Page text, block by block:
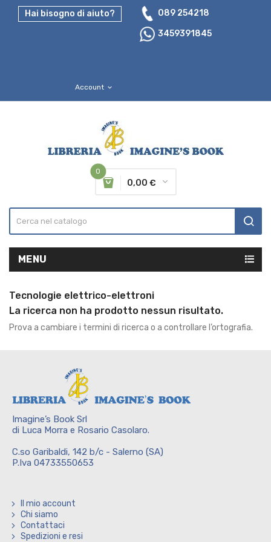
Hai bisogno di aiuto?
089 254218
3459391845
Account expand_more
0
0,00 €
MENU
Tecnologie elettrico-elettroni
La ricerca non ha prodotto nessun risultato.
Prova a cambiare i termini di ricerca o a controllare l’ortografia.
Imagine’s Book Srl
di Luca Morra e Rosario Casolaro.
C.so Garibaldi, 142 b/c - Salerno (SA)
P.Iva 04733550653
Il mio account
Chi siamo
Contattaci
Spedizioni e resi